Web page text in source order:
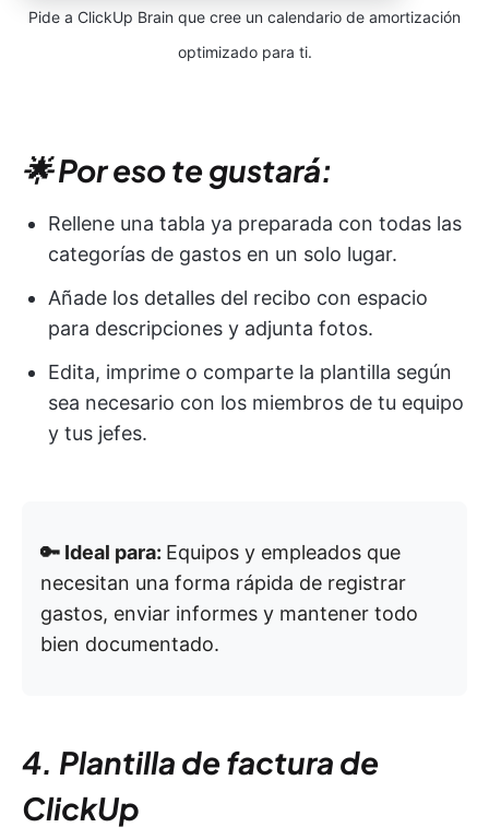
Pide a ClickUp Brain que cree un calendario de amortización
optimizado para ti.
🌟 Por eso te gustará:
Rellene una tabla ya preparada con todas las
categorías de gastos en un solo lugar.
Añade los detalles del recibo con espacio
para descripciones y adjunta fotos.
Edita, imprime o comparte la plantilla según
sea necesario con los miembros de tu equipo
y tus jefes.
🔑 Ideal para: Equipos y empleados que
necesitan una forma rápida de registrar
gastos, enviar informes y mantener todo
bien documentado.
4. Plantilla de factura de
ClickUp